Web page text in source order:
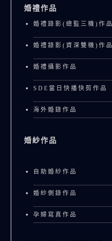
婚禮作品
婚禮錄影(總監三機)作品
婚禮錄影(資深雙機)作品
婚禮攝影作品
SDE當日快播快剪作品
海外婚錄作品
婚紗作品
自助婚紗作品
婚紗側錄作品
孕婦寫真作品